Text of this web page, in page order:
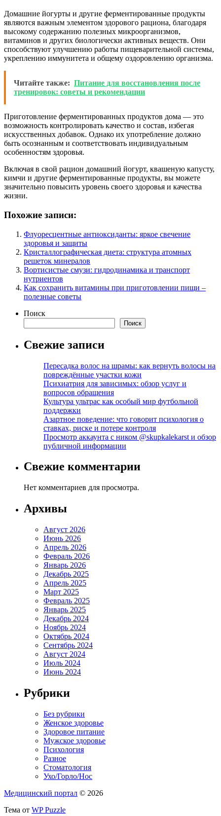
Домашние йогурты и другие ферментированные продукты
являются важным элементом здорового рациона, благодаря
высокому содержанию полезных микроорганизмов,
витаминов и других биологически активных веществ. Они
способствуют улучшению работы пищеварительной системы,
укреплению иммунитета и общему оздоровлению организма.
Читайте также: Питание для восстановления после
тренировок: советы и рекомендации
Приготовление ферментированных продуктов дома — это
возможность контролировать качество и состав, избегая
искусственных добавок. Однако их употребление должно
быть осознанным и соответствовать индивидуальным
особенностям здоровья.
Включая в свой рацион домашний йогурт, квашеную капусту,
кимчи и другие ферментированные продукты, вы можете
значительно повысить уровень своего здоровья и качества
жизни.
Похожие записи:
Флуоресцентные антиоксиданты: яркое свечение
здоровья и защиты
Кристаллографическая диета: структура атомных
решеток минералов
Вортисистые смузи: гидродинамика и транспорт
нутриентов
Как сохранить витамины при приготовлении пищи –
полезные советы
Поиск
Поиск
Свежие записи
Пересадка волос на шрамы: как вернуть волосы на
повреждённые участки кожи
Психиатрия для зависимых: обзор услуг и
вопросов обращения
Культура ультрас как особый мир футбольной
поддержки
Азартное поведение: что говорит психология о
ставках, риске и потере контроля
Просмотр аккаунта с ником @skupkalekarst и обзор
публичной информации
Свежие комментарии
Нет комментариев для просмотра.
Архивы
Август 2026
Июнь 2026
Апрель 2026
Февраль 2026
Январь 2026
Декабрь 2025
Апрель 2025
Март 2025
Февраль 2025
Январь 2025
Декабрь 2024
Ноябрь 2024
Октябрь 2024
Сентябрь 2024
Август 2024
Июль 2024
Июнь 2024
Рубрики
Без рубрики
Женское здоровье
Здоровое питание
Мужское здоровье
Психология
Разное
Стоматология
Ухо/Горло/Нос
Медицинский портал © 2026
Тема от WP Puzzle